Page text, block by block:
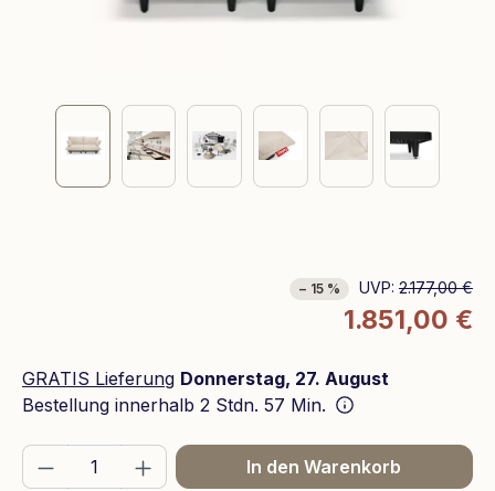
− 15 % UVP: 2.177,00 €
1.851,00 €
GRATIS Lieferung Donnerstag, 27. August
Bestellung innerhalb 2 Stdn. 57 Min.
Produkt Anzahl: Gib den gewünschten
In den Warenkorb